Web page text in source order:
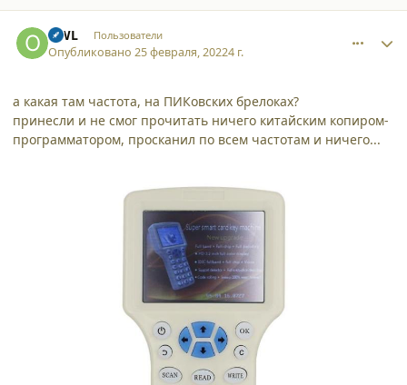
OWL Пользователи
Опубликовано25 февраля, 20224 г.
а какая там частота, на ПИКовских брелоках?
принесли и не смог прочитать ничего китайским копиром-
программатором, просканил по всем частотам и ничего...